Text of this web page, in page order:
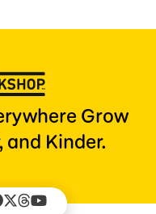
Grow
and Kinder.